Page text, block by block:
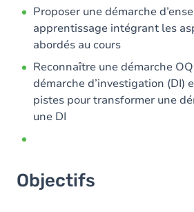
Proposer une démarche
apprentissage intégrant les
abordés au cours
Reconnaître une démarche
démarche d’investigation (DI)
pistes pour transformer une
une DI
Objectifs